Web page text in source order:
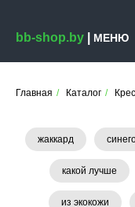
bb-shop.by МЕНЮ
Главная / Каталог /
жаккард
какой лучше
из экокожи